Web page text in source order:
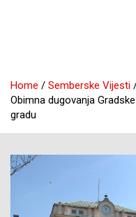
Home
Semberske Vijesti
Obimna dugovanja
gradu